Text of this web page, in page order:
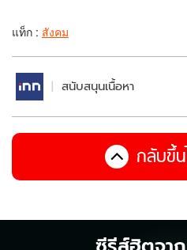
แท็ก : สังคม
สนับสนุนเนื้อหา
กลับขึ้